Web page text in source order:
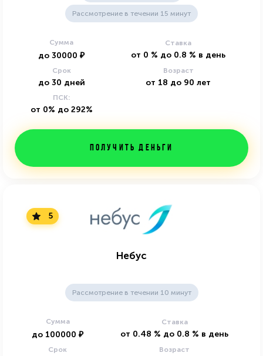
Рассмотрение в течении 15 минут
Сумма
до 30000 ₽
Ставка
от 0 % до 0.8 % в день
Срок
до 30 дней
Возраст
от 18 до 90 лет
ПСК:
от 0% до 292%
Получить деньги
5
Небус
Рассмотрение в течении 10 минут
Сумма
до 100000 ₽
Ставка
от 0.48 % до 0.8 % в день
Срок Возраст